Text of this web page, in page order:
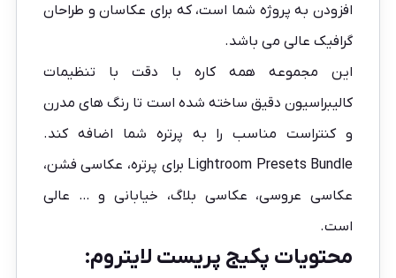
افزودن به پروژه شما است، که برای عکاسان و طراحان
گرافیک عالی می باشد.
این مجموعه همه کاره با دقت با تنظیمات
کالیبراسیون دقیق ساخته شده است تا رنگ های مدرن
و کنتراست مناسب را به پرتره شما اضافه کند.
Lightroom Presets Bundle برای پرتره، عکاسی فشن،
عکاسی عروسی، عکاسی بلاگ، خیابانی و … عالی
است.
محتویات پکیج پریست لایتروم: